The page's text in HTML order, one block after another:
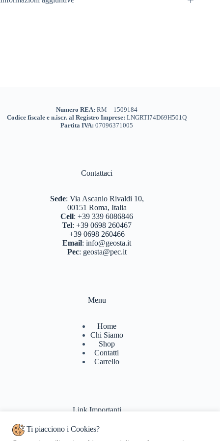
Numero REA:RM – 1509184
Codice fiscale e n.iscr. al Registro Imprese:LNGRTI74D69H501Q
Partita IVA: 07096371005
Contattaci
Sede: Via Ascanio Rivaldi 10,
00151 Roma, Italia
Cell:+39 339 6086846
Tel:+39 0698 260467
+39 0698 260466
Email:info@geosta.it
Pec: geosta@pec.it
Menu
Home
Chi Siamo
Shop
Contatti
Carrello
Link Importanti
Ti piacciono i Cookies?